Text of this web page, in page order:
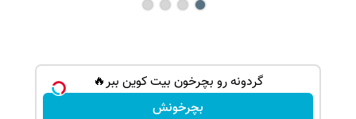
گردونه رو بچرخون بیت کوین ببر🔥
بچرخونش